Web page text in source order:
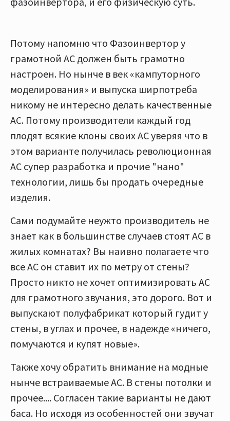
Потому напомню что Фазоинвертор у
грамотной АС должен быть грамотно
настроен. Но нынче в век «кампуторного
моделирования» и выпуска ширпотреба
никому не интересно делать качественные
АС. Потому производители каждый год
плодят всякие клоны своих АС уверяя что в
этом варианте получилась революционная
АС супер разработка и прочие "нано"
технологии, лишь бы продать очередные
изделия.
Сами подумайте неужто производитель не
знает как в большинстве случаев стоят АС в
жилых комнатах? Вы наивно полагаете что
все АС он ставит их по метру от стены?
Просто никто не хочет оптимизировать АС
для грамотного звучания, это дорого. Вот и
выпускают полуфабрикат который гудит у
стены, в углах и прочее, в надежде «ничего,
помучаются и купят новые».
Также хочу обратить внимание на модные
нынче встраиваемые АС. В стены потолки и
прочее.... Согласен такие варианты не дают
баса. Но исходя из особенностей они звучат